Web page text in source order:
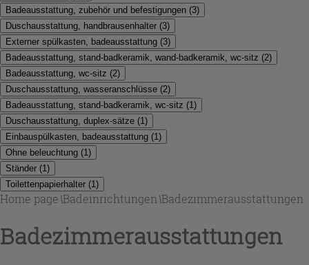
Badeausstattung, zubehör und befestigungen (3)
Duschausstattung, handbrausenhalter (3)
Externer spülkasten, badeausstattung (3)
Badeausstattung, stand-badkeramik, wand-badkeramik, wc-sitz (2)
Badeausstattung, wc-sitz (2)
Duschausstattung, wasseranschlüsse (2)
Badeausstattung, stand-badkeramik, wc-sitz (1)
Duschausstattung, duplex-sätze (1)
Einbauspülkasten, badeausstattung (1)
Ohne beleuchtung (1)
Ständer (1)
Toilettenpapierhalter (1)
Home page\Badeinrichtungen \Badezimmerausstattungen
Badezimmerausstattungen